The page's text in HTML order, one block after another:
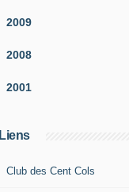
2009
2008
2001
Liens
Club des Cent Cols